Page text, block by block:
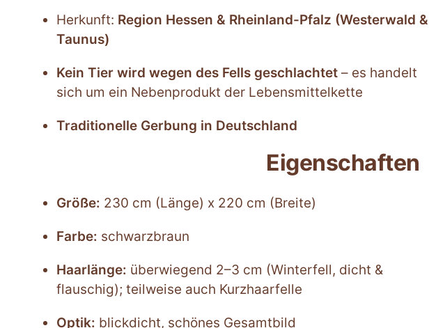
Herkunft: Region Hessen & Rheinland-Pfalz (Westerwald &
Taunus)
Kein Tier wird wegen des Fells geschlachtet– es handelt
sich um ein Nebenprodukt der Lebensmittelkette
Traditionelle Gerbung in Deutschland
Eigenschaften
Größe: 230 cm (Länge) x 220 cm (Breite)
Farbe: schwarzbraun
Haarlänge: überwiegend 2–3 cm (Winterfell, dicht &
flauschig); teilweise auch Kurzhaarfelle
Optik: blickdicht, schönes Gesamtbild